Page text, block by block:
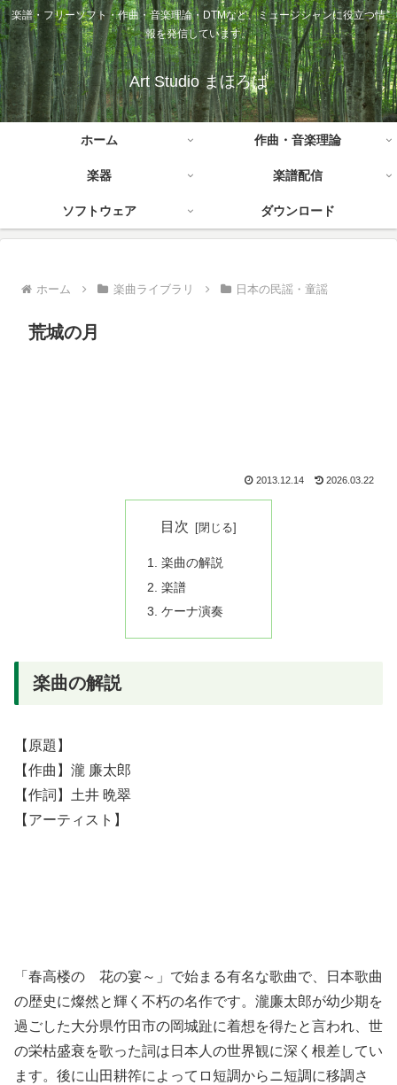
楽譜・フリーソフト・作曲・音楽理論・DTMなど、ミュージシャンに役立つ情
報を発信しています。
Art Studio まほろば
ホーム 作曲・音楽理論
楽器 楽譜配信
ソフトウェア ダウンロード
ホーム 楽曲ライブラリ 日本の民謡・童謡
荒城の月
2013.12.14 2026.03.22
目次
楽曲の解説
楽譜
ケーナ演奏
楽曲の解説
【原題】
【作曲】瀧 廉太郎
【作詞】土井 晩翠
【アーティスト】
「春高楼の 花の宴～」で始まる有名な歌曲で、日本歌曲
の歴史に燦然と輝く不朽の名作です。瀧廉太郎が幼少期を
過ごした大分県竹田市の岡城趾に着想を得たと言われ、世
の栄枯盛衰を歌った詞は日本人の世界観に深く根差してい
ます。後に山田耕筰によってロ短調からニ短調に移調さ